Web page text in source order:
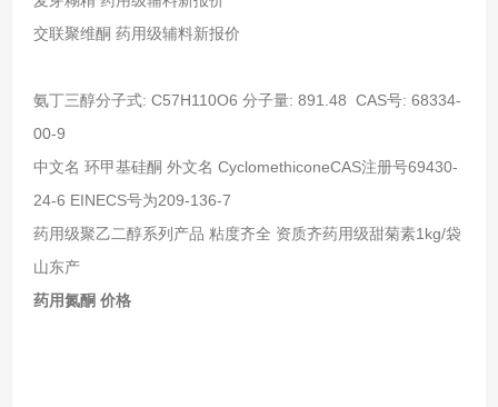
交联聚维酮 药用级辅料新报价
氨丁三醇分子式: C57H110O6 分子量: 891.48 CAS号: 68334-
00-9
中文名 环甲基硅酮 外文名 CyclomethiconeCAS注册号69430-
24-6 EINECS号为209-136-7
药用级聚乙二醇系列产品 粘度齐全 资质齐药用级甜菊素1kg/袋
山东产
药用氮酮 价格